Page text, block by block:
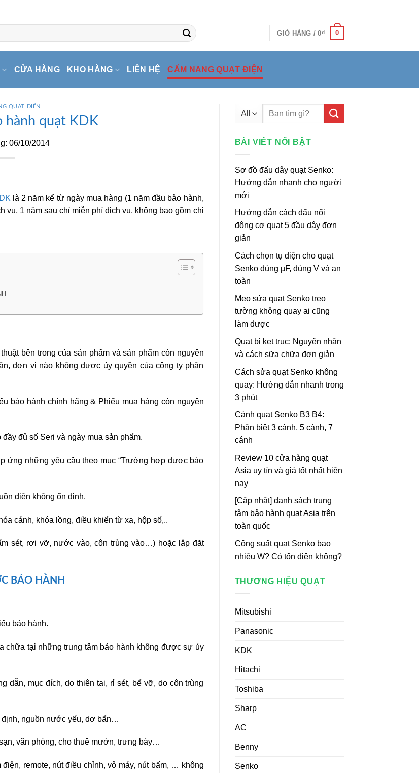
GIỎ HÀNG /0₫ 0
CỬA HÀNG KHO HÀNG LIÊN HỆ CẨM NANG QUẠT ĐIỆN
QUẠT ĐIỆN
hành quạt KDK
06/10/2014
là 2 năm kể từ ngày mua hàng (1 năm đầu bảo hành,
vụ, 1 năm sau chỉ miễn phí dịch vụ, không bao gồm chi
bên trong của sản phẩm và sản phẩm còn nguyên
đơn vị nào không được ủy quyền của công ty phân
bảo hành chính hãng & Phiếu mua hàng còn nguyên
đủ số Seri và ngày mua sản phẩm.
ứng những yêu cầu theo mục “Trường hợp được bảo
điện không ổn định.
cánh, khóa lồng, điều khiển từ xa, hộp số,..
sét, rơi vỡ, nước vào, côn trùng vào…) hoặc lắp đăt
BẢO HÀNH
bảo hành.
chữa tại những trung tâm bảo hành không được sự ủy
dẫn, mục đích, do thiên tai, rỉ sét, bể vỡ, do côn trùng
định, nguồn nước yếu, dơ bẩn…
văn phòng, cho thuê mướn, trưng bày…
remote, nút điều chỉnh, vỏ máy, nút bấm, … không
Tìm
BÀI VIẾT NỔI BẬT
Sơ đồ đấu dây quạt Senko:
Hướng dẫn nhanh cho người
mới
Hướng dẫn cách đấu nối
động cơ quạt 5 đầu dây đơn
giản
Cách chọn tụ điện cho quạt
Senko đúng µF, đúng V và an
toàn
Mẹo sửa quạt Senko treo
tường không quay ai cũng
làm được
Quạt bị kẹt trục: Nguyên nhân
và cách sữa chữa đơn giản
Cách sửa quạt Senko không
quay: Hướng dẫn nhanh trong
3 phút
Cánh quạt Senko B3 B4:
Phân biệt 3 cánh, 5 cánh, 7
cánh
Review 10 cửa hàng quạt
Asia uy tín và giá tốt nhất hiện
nay
[Cập nhật] danh sách trung
tâm bảo hành quạt Asia trên
toàn quốc
Công suất quạt Senko bao
nhiêu W? Có tốn điện không?
THƯƠNG HIỆU QUẠT
Mitsubishi
Panasonic
KDK
Hitachi
Toshiba
Sharp
AC
Benny
Senko